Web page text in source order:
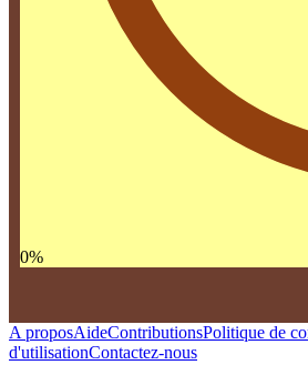
0%
A proposAideContributionsPolitique de
d'utilisationContactez-nous